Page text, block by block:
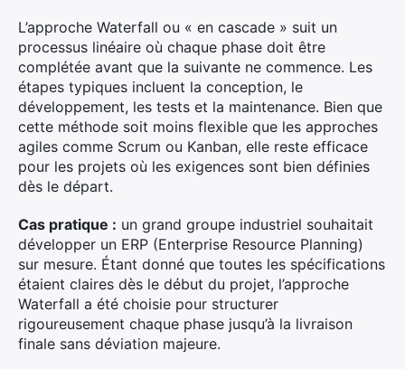
L’approche Waterfall ou « en cascade » suit un
processus linéaire où chaque phase doit être
complétée avant que la suivante ne commence. Les
étapes typiques incluent la conception, le
développement, les tests et la maintenance. Bien que
cette méthode soit moins flexible que les approches
agiles comme Scrum ou Kanban, elle reste efficace
pour les projets où les exigences sont bien définies
dès le départ.
Cas pratique : un grand groupe industriel souhaitait
développer un ERP (Enterprise Resource Planning)
sur mesure. Étant donné que toutes les spécifications
étaient claires dès le début du projet, l’approche
Waterfall a été choisie pour structurer
rigoureusement chaque phase jusqu’à la livraison
finale sans déviation majeure.